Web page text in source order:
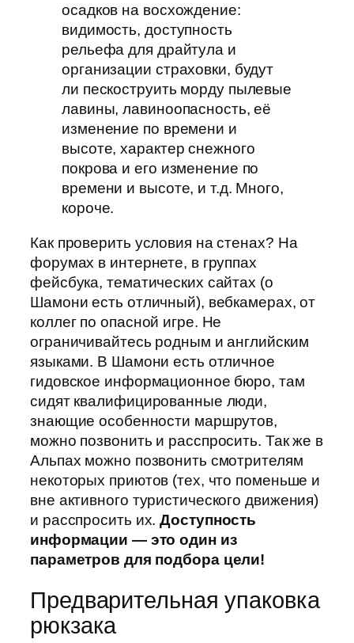
осадков на восхождение:
видимость, доступность
рельефа для драйтула и
организации страховки, будут
ли пескоструить морду пылевые
лавины, лавиноопасность, её
изменение по времени и
высоте, характер снежного
покрова и его изменение по
времени и высоте, и т.д. Много,
короче.
Как проверить условия на стенах? На
форумах в интернете, в группах
фейсбука, тематических сайтах (о
Шамони есть отличный), вебкамерах, от
коллег по опасной игре. Не
ограничивайтесь родным и английским
языками. В Шамони есть отличное
гидовское информационное бюро, там
сидят квалифицированные люди,
знающие особенности маршрутов,
можно позвонить и расспросить. Так же в
Альпах можно позвонить смотрителям
некоторых приютов (тех, что поменьше и
вне активного туристического движения)
и расспросить их.Доступность
информации — это один из
параметров для подбора цели!
Предварительная упаковка
рюкзака